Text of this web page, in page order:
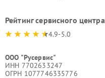
Рейтинг сервисного центра
4.9-5.0
ООО "Русервис"
ИНН 7702633247
ОГРН 1077746335776